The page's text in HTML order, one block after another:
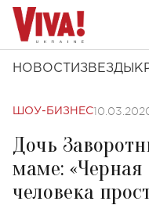
НОВОСТИ ЗВЕЗДЫ
ШОУ-БИЗНЕС
Дочь
маме: «Черная
человека